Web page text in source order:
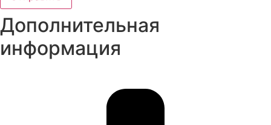
Дополнительная
информация